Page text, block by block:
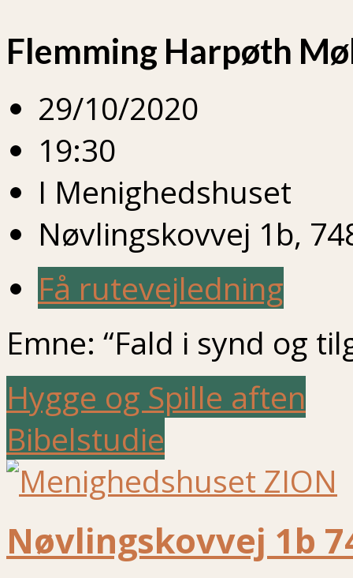
Flemming Harpøth
29/10/2020
19:30
I Menighedshuset
Nøvlingskovvej 1b,
Få rutevejledning
Emne: “Fald i synd og
Hygge og Spille aften
Bibelstudie
Nøvlingskovvej 1b